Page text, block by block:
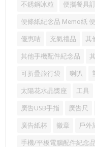
不銹鋼冰粒 便攜餐具
便條紙紀念品 Memo紙
優惠咭 充氣禮品 其
其他手機配件紀念品
可折疊旅行袋 喇叭
太陽花水晶獎座 工具
廣告USB手指 廣告尺
廣告紙杯 徽章 戶外
手機/平板電腦配件紀念品